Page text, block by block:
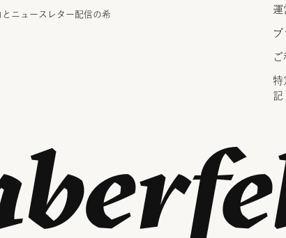
ニュースレター配信の希
運
プ
ご
特
記